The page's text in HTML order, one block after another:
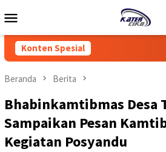
ke
Mobile
Konten Spesial
Beranda Berita
Bhabinkamtibmas Desa
Sampaikan Pesan
Kegiatan Posyandu